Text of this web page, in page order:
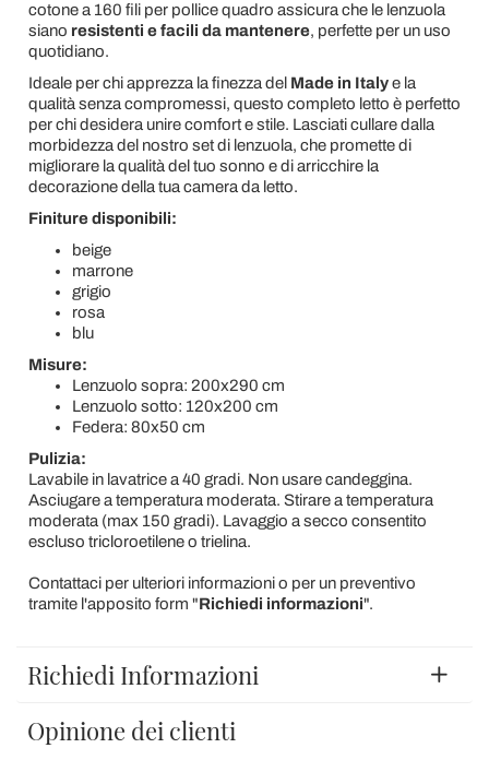
cotone a 160 fili per pollice quadro assicura che le lenzuola
siano resistenti e facili da mantenere, perfette per un uso
quotidiano.
Ideale per chi apprezza la finezza del Made in Italye la
qualità senza compromessi, questo completo letto è perfetto
per chi desidera unire comfort e stile. Lasciati cullare dalla
morbidezza del nostro set di lenzuola, che promette di
migliorare la qualità del tuo sonno e di arricchire la
decorazione della tua camera da letto.
Finiture disponibili:
beige
marrone
grigio
rosa
blu
Misure:
Lenzuolo sopra: 200x290 cm
Lenzuolo sotto: 120x200 cm
Federa: 80x50 cm
Pulizia:
Lavabile in lavatrice a 40 gradi. Non usare candeggina.
Asciugare a temperatura moderata. Stirare a temperatura
moderata (max 150 gradi). Lavaggio a secco consentito
escluso tricloroetilene o trielina.
Contattaci per ulteriori informazioni o per un preventivo
tramite l'apposito form "Richiedi informazioni".
Richiedi Informazioni
Opinione dei clienti